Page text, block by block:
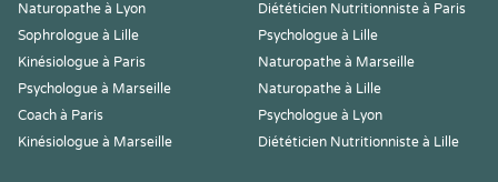
Naturopathe à Lyon
Diététicien Nutritionniste à Paris
Sophrologue à Lille
Psychologue à Lille
Kinésiologue à Paris
Naturopathe à Marseille
Psychologue à Marseille
Naturopathe à Lille
Coach à Paris
Psychologue à Lyon
Kinésiologue à Marseille
Diététicien Nutritionniste à Lille